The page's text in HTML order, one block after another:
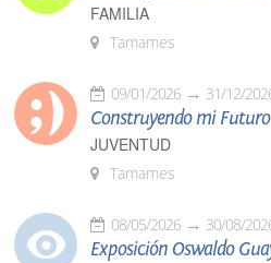
FAMILIA
Tamames
09/01/2026 31/12/
Construyendo mi Futuro
JUVENTUD
Tamames
08/05/2026 30/08/
Exposición Oswaldo